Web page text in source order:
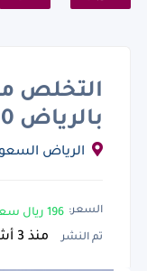
التخلص
بالرياض 0533286100
السعر: 196 ريال سعودي
تم النشر منذ 3 أشهر